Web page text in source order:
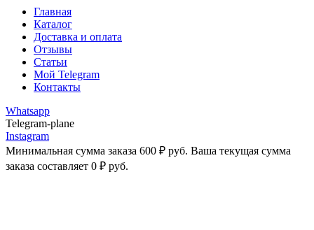
Главная
Каталог
Доставка и оплата
Отзывы
Статьи
Мой Telegram
Контакты
Whatsapp
Telegram-plane
Instagram
Минимальная сумма заказа 600 ₽ руб. Ваша текущая сумма
заказа составляет 0 ₽ руб.